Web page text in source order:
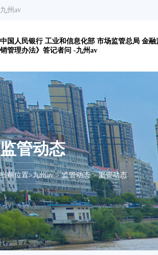
九州av
中国人民银行 工业和信息化部 市场监管总局 金
销管理办法》答记者问 -九州av
监管动态
当前位置>九州av>监管动态>监管动态